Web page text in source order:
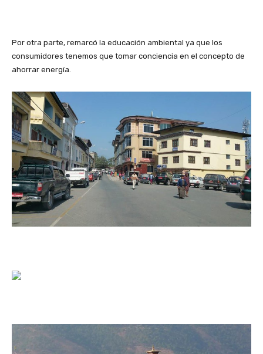
Por otra parte, remarcó la educación ambiental ya que los
consumidores tenemos que tomar conciencia en el concepto de
ahorrar energía.